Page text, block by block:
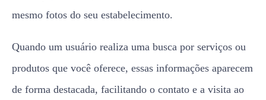
mesmo fotos do seu estabelecimento.
Quando um usuário realiza uma busca por serviços ou
produtos que você oferece, essas informações aparecem
de forma destacada, facilitando o contato e a visita ao